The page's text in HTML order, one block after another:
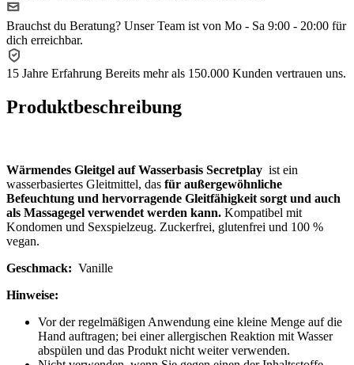
Brauchst du Beratung? Unser Team ist von Mo - Sa 9:00 - 20:00 für
dich erreichbar.
15 Jahre Erfahrung Bereits mehr als 150.000 Kunden vertrauen uns.
Produktbeschreibung
Wärmendes Gleitgel auf Wasserbasis Secretplay ist ein
wasserbasiertes Gleitmittel, das für außergewöhnliche
Befeuchtung und hervorragende Gleitfähigkeit sorgt und auch
als Massagegel verwendet werden kann. Kompatibel mit
Kondomen und Sexspielzeug. Zuckerfrei, glutenfrei und 100 %
vegan.
Geschmack: Vanille
Hinweise:
Vor der regelmäßigen Anwendung eine kleine Menge auf die
Hand auftragen; bei einer allergischen Reaktion mit Wasser
abspülen und das Produkt nicht weiter verwenden.